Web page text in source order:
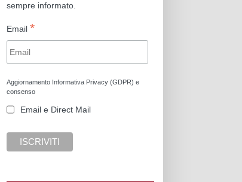
sempre informato.
Email *
Aggiornamento Informativa Privacy (GDPR) e
consenso
Email e Direct Mail